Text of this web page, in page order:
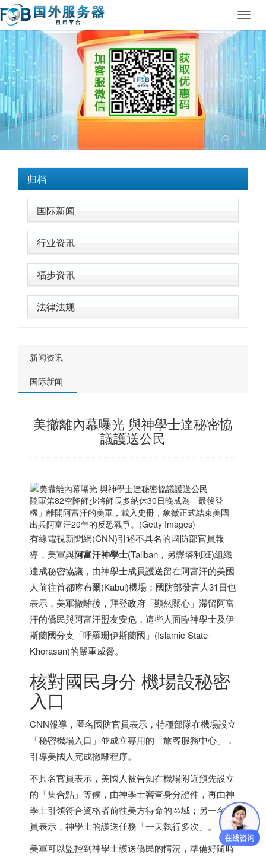
归档
国际新闻
行业资讯
福步资讯
法律法规
新闻资讯
国际新闻
美撤離內幕曝光 與神學士達秘密協
議護送公民
陸軍第82空降師少將師長多納休30日晚成為「最後登
機」離開阿富汗的美軍，載入史冊，象徵正式結束美國
出兵阿富汗20年的反恐戰爭。(Getty Images)
有線電視新聞網(CNN)引述不具名的國防部官員報
導，美軍與阿富汗神學士(Taliban，另譯塔利班)組織
達成秘密協議，由神學士成員護送留在阿富汗的美國
人前往首都喀布爾(Kabul)機場；國防部發言人31日也
表示，美軍撤離後，拜登政府「顯然關心」滯留阿富
汗的僑民與阿富汗盟友安危，這些人面臨神學士及伊
斯蘭國分支「呼羅珊伊斯蘭國」(Islamic State-
Khorasan)的嚴重威脅。
核對國民身分 機場設秘密
入口
CNN報導，匿名國防官員表示，特種部隊在機場設立
「秘密機場入口」並成立專用的「旅客服務中心」，
引導美國人完成撤離程序。
不具名官員表示，美國人被告知在機場附近預先設立
的「集合點」等候，由神學士審查身分證件，再由神
學士引領符合資格者前往美方待命的區域；另一名官
員表示，神學士的護送任務「一天執行多次」。
美軍可以監控到神學士護送僑民的情況，準備好隨時